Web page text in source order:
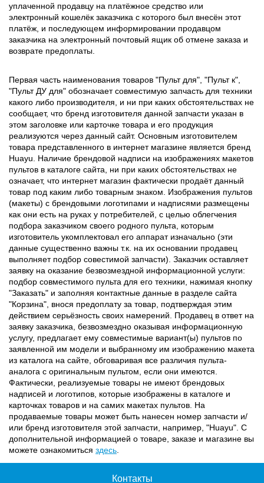
уплаченной продавцу на платёжное средство или
электронный кошелёк заказчика с которого был внесён этот
платёж, и последующем информировании продавцом
заказчика на электронный почтовый ящик об отмене заказа и
возврате предоплаты.
Первая часть наименования товаров "Пульт для", "Пульт к",
"Пульт ДУ для" обозначает совместимую запчасть для техники
какого либо производителя, и ни при каких обстоятельствах не
сообщает, что бренд изготовителя данной запчасти указан в
этом заголовке или карточке товара и его продукция
реализуются через данный сайт. Основным изготовителем
товара представленного в интернет магазине является бренд
Huayu. Наличие брендовой надписи на изображениях макетов
пультов в каталоге сайта, ни при каких обстоятельствах не
означает, что интернет магазин фактически продаёт данный
товар под каким либо товарным знаком. Изображения пультов
(макеты) с брендовыми логотипами и надписями размещены
как они есть на руках у потребителей, с целью облегчения
подбора заказчиком своего родного пульта, которым
изготовитель укомплектовал его аппарат изначально (эти
данные существенно важны т.к. на их основании продавец
выполняет подбор совестимой запчасти). Заказчик оставляет
заявку на оказание безвозмездной информационной услуги:
подбор совместимого пульта для его техники, нажимая кнопку
"Заказать" и заполняя контактные данные в разделе сайта
"Корзина", внося предоплату за товар, подтверждая этим
действием серьёзность своих намерений. Продавец в ответ на
заявку заказчика, безвозмездно оказывая информационную
услугу, предлагает ему совместимые вариант(ы) пультов по
заявленной им модели и выбранному им изображению макета
из каталога на сайте, обговаривая все различия пульта-
аналога с оригинальным пультом, если они имеются.
Фактически, реализуемые товары не имеют брендовых
надписей и логотипов, которые изображены в каталоге и
карточках товаров и на самих макетах пультов. На
продаваемые товары может быть нанесен номер запчасти и/
или бренд изготовителя этой запчасти, например, "Huayu". С
дополнительной информацией о товаре, заказе и магазине вы
можете ознакомиться здесь
Контакты